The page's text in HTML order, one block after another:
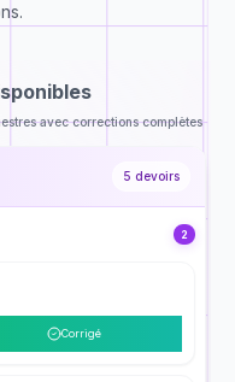
avec corrections complètes
5 devoirs
2
Corrigé